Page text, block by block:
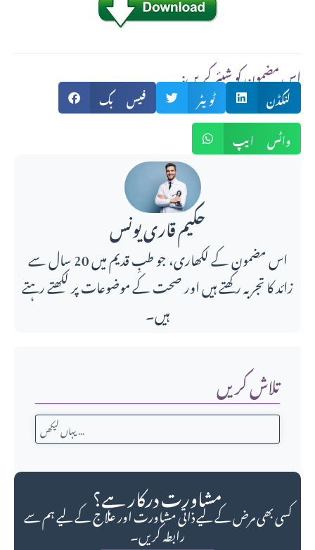
تلاش کریں
مشاورت درکار ہے؟
کسی بھی مرض کے لیے ذاتی مشاورت اور علاج کے لیے ہم سے
رابطہ کریں۔
:اس مضمون کو شیئر کریں
فیس بک ٹویٹر
لنکڈن
واٹس ایپ
حکیم قاری یونس
اس مضمون کے لکھاری، جو طبِ قدیم میں 20 سال سے
زائد کا تجربہ رکھتے ہیں اور صحت کے موضوعات پر لکھتے رہتے
ہیں۔